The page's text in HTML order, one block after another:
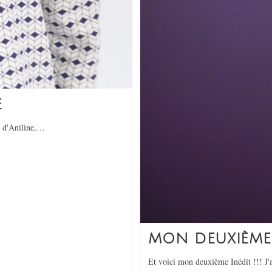
d'Aniline,…
MON
Et voici mon deuxième Inédit !!!